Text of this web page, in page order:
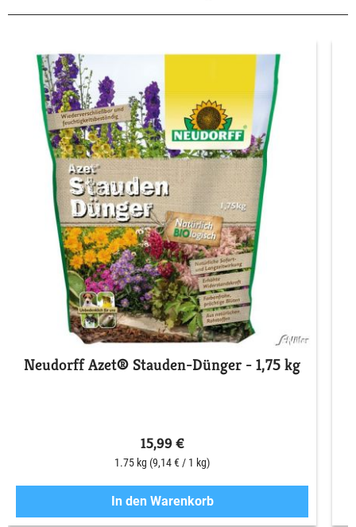
Neudorff Azet® Stauden-Dünger - 1,75 kg
15,99 €
1.75 kg (9,14 € / 1 kg)
In den Warenkorb